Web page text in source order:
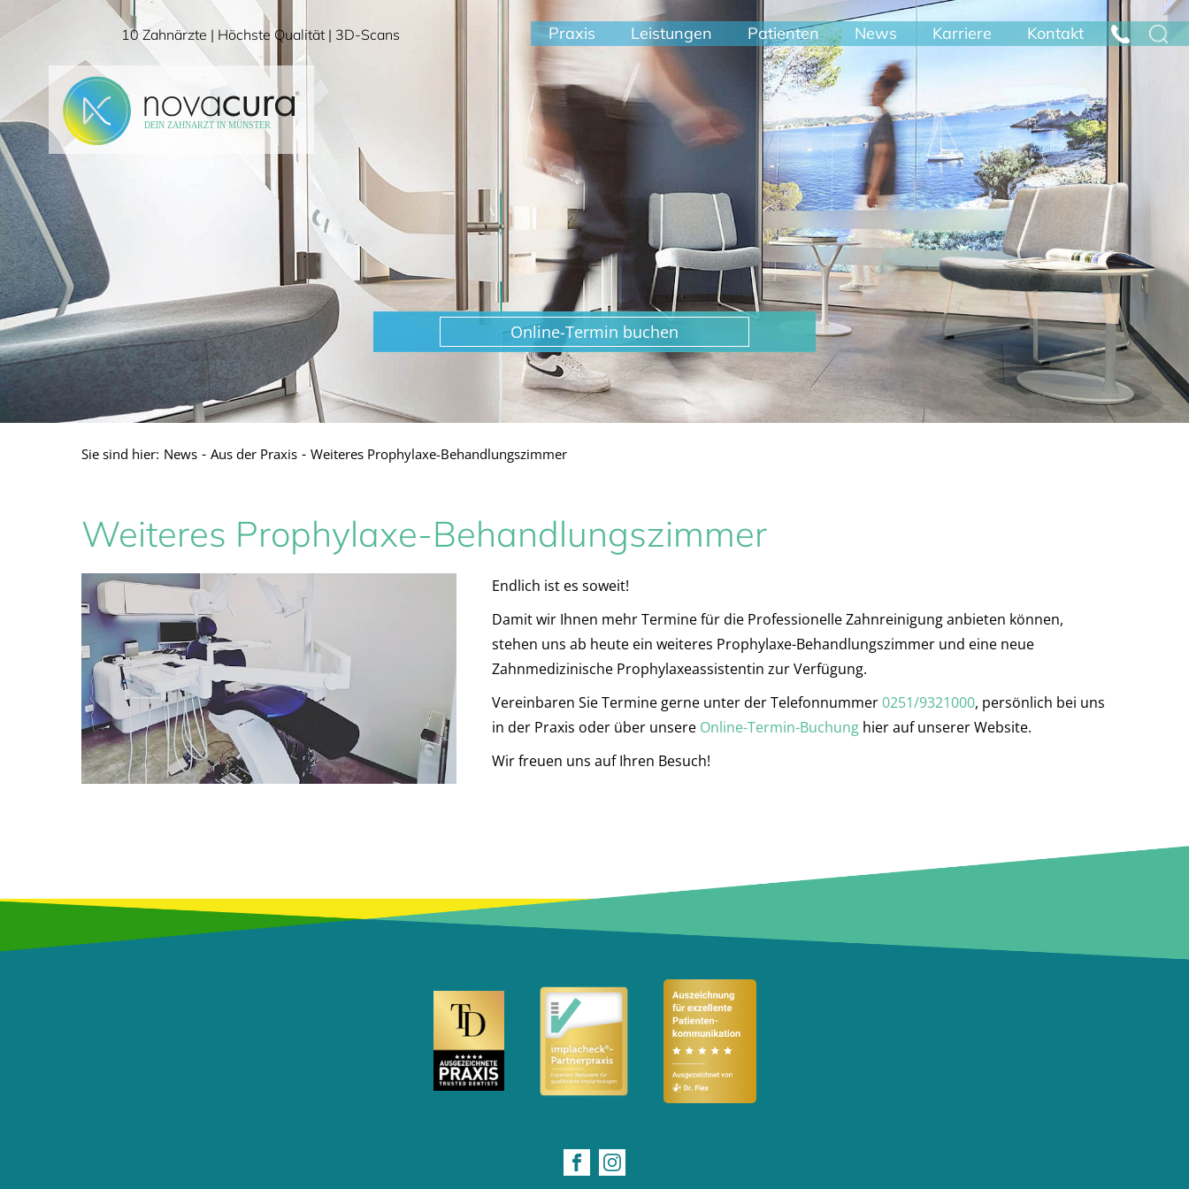
Direkt
Seiteninhalt
springen
10 Zahnärzte | Höchste Qualität | 3D-Scans Praxis Leistungen Patienten News Karriere Kontakt
Online-Termin buchen
Sie sind hier: News Aus der Praxis Weiteres Prophylaxe-Behandlungszimmer
Weiteres Prophylaxe-Behandlungszimmer
Endlich ist es soweit!
Damit wir Ihnen mehr Termine für die Professionelle Zahnreinigung anbieten können,
stehen uns ab heute ein weiteres Prophylaxe-Behandlungszimmer und eine neue
Zahnmedizinische Prophylaxeassistentin zur Verfügung.
Vereinbaren Sie Termine gerne unter der Telefonnummer0251/9321000, persönlich bei uns
in der Praxis oder über unsere Online-Termin-Buchung hier auf unserer Website.
Wir freuen uns auf Ihren Besuch!